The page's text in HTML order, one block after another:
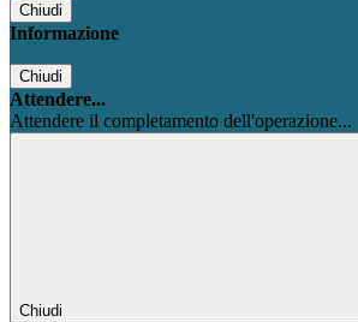
Chiudi
Informazione
Chiudi
Attendere...
Attendere il completamento dell'operazione...
Chiudi